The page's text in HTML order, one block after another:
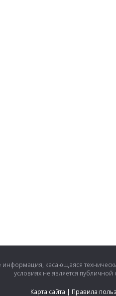
информация, касающаяся
условиях не является
Карта сайта | Правила